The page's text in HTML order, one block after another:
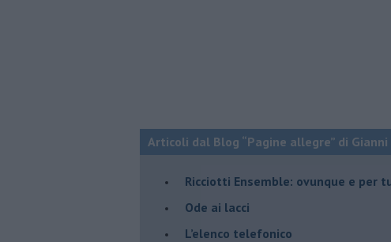
Articoli dal Blog “Pagine allegre” di
​Ricciotti Ensemble: ovunque e per
Ode ai lacci
​L’elenco telefonico